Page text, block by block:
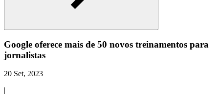
Google oferece mais de 50 novos treinamentos para
jornalistas
20 Set, 2023
|